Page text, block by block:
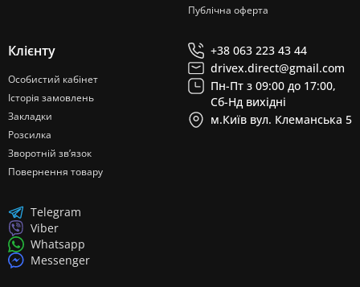
Публічна оферта
Клієнту
Особистий кабінет
Історія замовлень
Закладки
Розсилка
Зворотній зв’язок
Повернення товару
+38 063 223 43 44
drivex.direct@gmail.com
Пн-Пт з 09:00 до 17:00,
Сб-Нд вихідні
м.Київ вул. Клеманська 5
Telegram
Viber
Whatsapp
Messenger